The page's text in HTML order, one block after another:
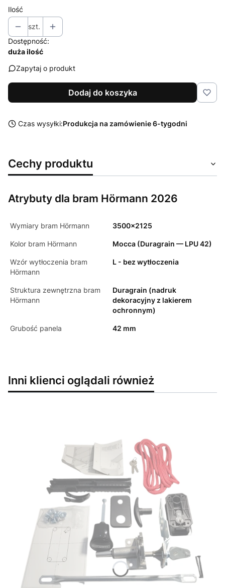
Ilość
szt.
Dostępność:
duża ilość
Zapytaj o produkt
Dodaj do koszyka
Czas wysyłki:Produkcja na zamówienie 6-tygodni
Cechy produktu
Atrybuty dla bram Hörmann 2026
Wymiary bram Hörmann 3500x2125
Kolor bram Hörmann Mocca (Duragrain — LPU 42)
Wzór wytłoczenia bram
Hörmann
L - bez wytłoczenia
Struktura zewnętrzna bram
Hörmann
Duragrain (nadruk
dekoracyjny z lakierem
ochronnym)
Grubość panela 42 mm
Inni klienci oglądali również